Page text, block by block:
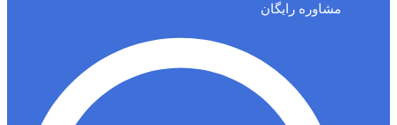
مشاوره رایگان